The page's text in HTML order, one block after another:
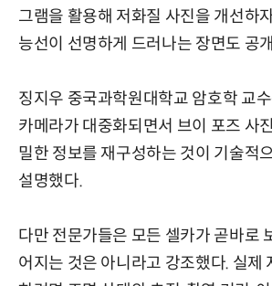
그램을 활용해 저화질 사진을 개선하
능선이 선명하게 드러나는 장면도 공
징지우 중국과학원대학교 암호학 교
카메라가 대중화되면서 브이 포즈 사
밀한 정보를 재구성하는 것이 기술적
설명했다.
다만 전문가들은 모든 셀카가 곧바로
어지는 것은 아니라고 강조했다. 실제